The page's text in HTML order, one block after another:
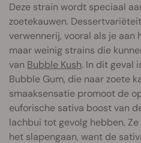
Deze strain wordt speciaal
zoetekauwen.
verwennerij, vooral als je aan
maar weinig strains die
van Bubble Kush. In dit geval
Bubble Gum, die naar zoete
smaaksensatie promoot de
euforische sativa boost van
lachbui tot gevolg hebben.
het slapengaan, want de